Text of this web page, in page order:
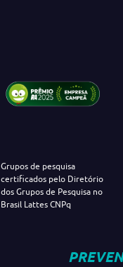
Grupos de pesquisa
certificados pelo Diretório
dos Grupos de Pesquisa no
Brasil Lattes CNPq